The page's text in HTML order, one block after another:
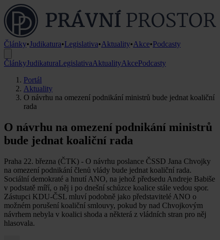
Články•Judikatura•Legislativa•Aktuality•Akce•Podcasty
ČlánkyJudikaturaLegislativaAktualityAkcePodcasty
Portál
Aktuality
O návrhu na omezení podnikání ministrů bude jednat koaliční
rada
O návrhu na omezení podnikání ministrů
bude jednat koaliční rada
Praha 22. března (ČTK) - O návrhu poslance ČSSD Jana Chvojky
na omezení podnikání členů vlády bude jednat koaliční rada.
Sociální demokraté a hnutí ANO, na jehož předsedu Andreje Babiše
v podstatě míří, o něj i po dnešní schůzce koalice stále vedou spor.
Zástupci KDU-ČSL mluví podobně jako představitelé ANO o
možném porušení koaliční smlouvy, pokud by nad Chvojkovým
návrhem nebyla v koalici shoda a některá z vládních stran pro něj
hlasovala.